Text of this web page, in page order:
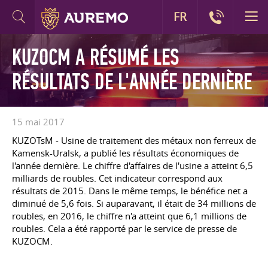
KUZOCM A RÉSUMÉ LES
RÉSULTATS DE L'ANNÉE DERNIÈRE
15 mai 2017
KUZOTsM - Usine de traitement des métaux non ferreux de
Kamensk-Uralsk, a publié les résultats économiques de
l'année dernière. Le chiffre d'affaires de l'usine a atteint 6,5
milliards de roubles. Cet indicateur correspond aux
résultats de 2015. Dans le même temps, le bénéfice net a
diminué de 5,6 fois. Si auparavant, il était de 34 millions de
roubles, en 2016, le chiffre n'a atteint que 6,1 millions de
roubles. Cela a été rapporté par le service de presse de
KUZOCM.
FR